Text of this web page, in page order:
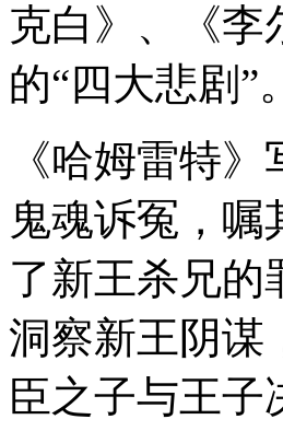
克白》、《李
的“四大悲剧”。
《哈姆雷特
鬼魂诉冤，嘱
了新王杀兄的
洞察新王阴谋
臣之子与王